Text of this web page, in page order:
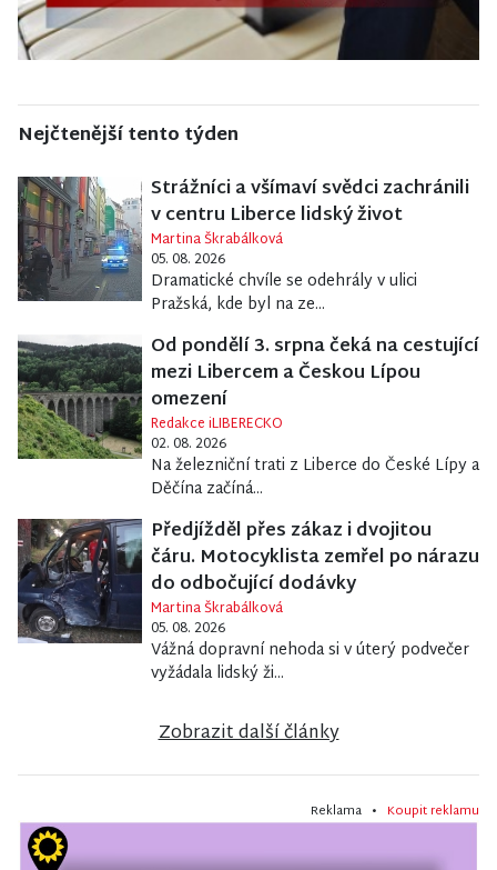
Nejčtenější tento týden
Strážníci a všímaví svědci zachránili
v centru Liberce lidský život
Martina Škrabálková
05. 08. 2026
Dramatické chvíle se odehrály v ulici
Pražská, kde byl na ze...
Od pondělí 3. srpna čeká na cestující
mezi Libercem a Českou Lípou
omezení
Redakce iLIBERECKO
02. 08. 2026
Na železniční trati z Liberce do České Lípy a
Děčína začíná...
Předjížděl přes zákaz i dvojitou
čáru. Motocyklista zemřel po nárazu
do odbočující dodávky
Martina Škrabálková
05. 08. 2026
Vážná dopravní nehoda si v úterý podvečer
vyžádala lidský ži...
Zobrazit další články
Reklama • Koupit reklamu